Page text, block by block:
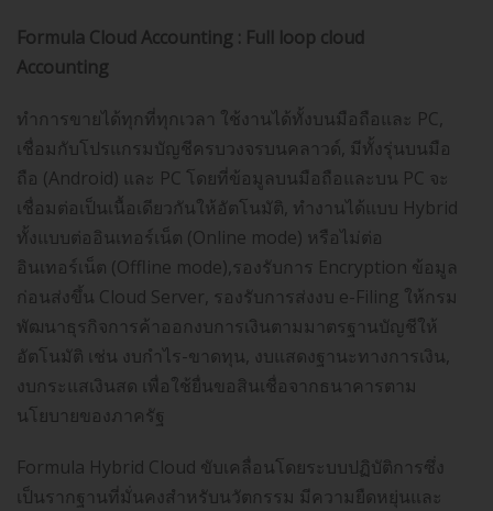
Formula Cloud Accounting : Full loop cloud
Accounting
ทำการขายได้ทุกที่ทุกเวลา ใช้งานได้ทั้งบนมือถือและ PC,
เชื่อมกับโปรแกรมบัญชีครบวงจรบนคลาวด์, มีทั้งรุ่นบนมือ
ถือ (Android) และ PC โดยที่ข้อมูลบนมือถือและบน PC จะ
เชื่อมต่อเป็นเนื้อเดียวกันให้อัตโนมัติ, ทำงานได้แบบ Hybrid
ทั้งแบบต่ออินเทอร์เน็ต (Online mode) หรือไม่ต่อ
อินเทอร์เน็ต (Offline mode),รองรับการ Encryption ข้อมูล
ก่อนส่งขึ้น Cloud Server, รองรับการส่งงบ e-Filing ให้กรม
พัฒนาธุรกิจการค้าออกงบการเงินตามมาตรฐานบัญชีให้
อัตโนมัติ เช่น งบกำไร-ขาดทุน, งบแสดงฐานะทางการเงิน,
งบกระแสเงินสด เพื่อใช้ยื่นขอสินเชื่อจากธนาคารตาม
นโยบายของภาครัฐ
Formula Hybrid Cloud ขับเคลื่อนโดยระบบปฏิบัติการซึ่ง
เป็นรากฐานที่มั่นคงสำหรับนวัตกรรม มีความยืดหยุ่นและ